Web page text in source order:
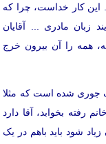
حرف می­زنند. این کار خداست، چرا که
زبان مادری ... آقایان
همه را آن بیرون خرج
جوری شده است که مثلا
رفته بخوابد، آقا دارد
زیاد شود باید باهم در یک